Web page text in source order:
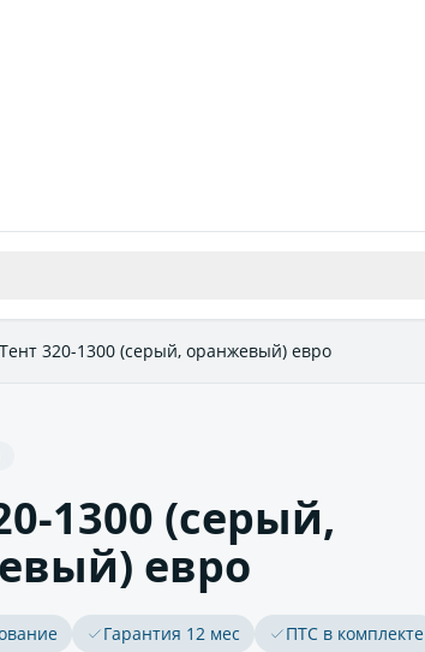
Тент 320-1300 (серый, оранжевый) евро
1300 (серый,
евро
Гарантия 12 мес
ПТС в комплекте